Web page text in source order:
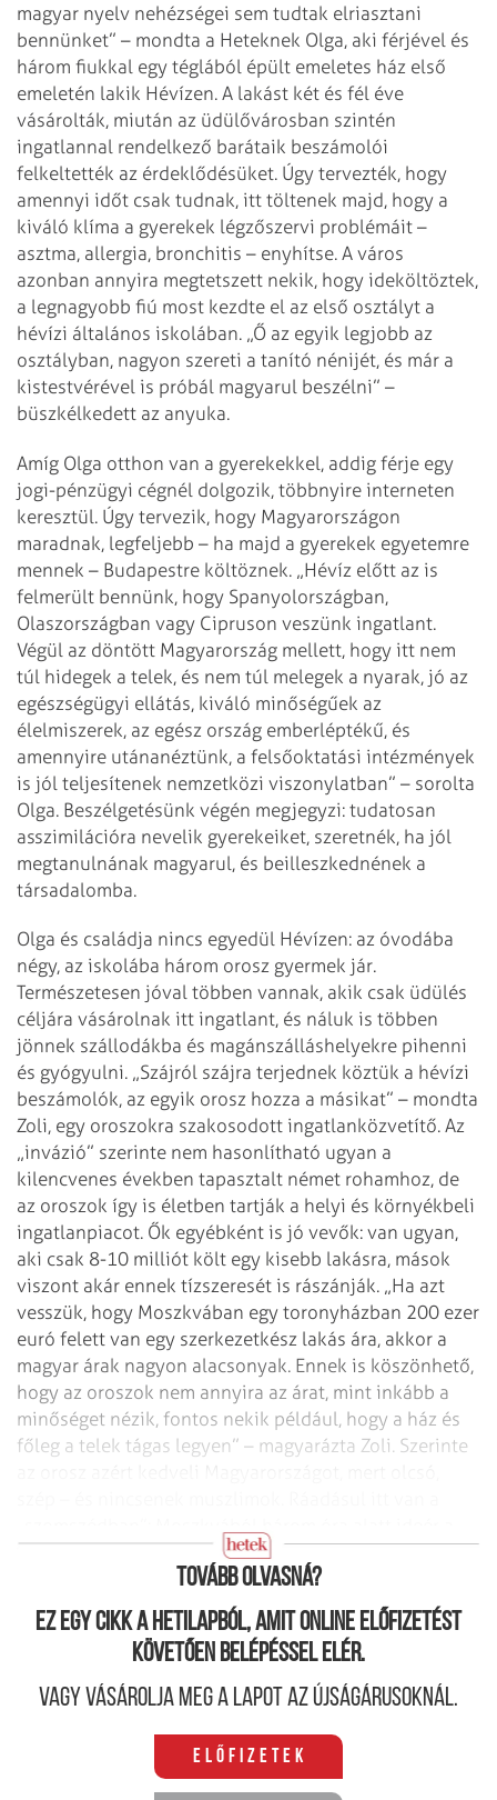
magyar nyelv nehézségei sem tudtak elriasztani
bennünket” – mondta a Heteknek Olga, aki férjével és
három fiukkal egy téglából épült emeletes ház első
emeletén lakik Hévízen. A lakást két és fél éve
vásárolták, miután az üdülővárosban szintén
ingatlannal rendelkező barátaik beszámolói
felkeltették az érdeklődésüket. Úgy tervezték, hogy
amennyi időt csak tudnak, itt töltenek majd, hogy a
kiváló klíma a gyerekek légzőszervi problémáit –
asztma, allergia, bronchitis – enyhítse. A város
azonban annyira megtetszett nekik, hogy ideköltöztek,
a legnagyobb fiú most kezdte el az első osztályt a
hévízi általános iskolában. „Ő az egyik legjobb az
osztályban, nagyon szereti a tanító nénijét, és már a
kistestvérével is próbál magyarul beszélni” –
büszkélkedett az anyuka.
Amíg Olga otthon van a gyerekekkel, addig férje egy
jogi-pénzügyi cégnél dolgozik, többnyire interneten
keresztül. Úgy tervezik, hogy Magyarországon
maradnak, legfeljebb – ha majd a gyerekek egyetemre
mennek – Budapestre költöznek. „Hévíz előtt az is
felmerült bennünk, hogy Spanyolországban,
Olaszországban vagy Cipruson veszünk ingatlant.
Végül az döntött Magyarország mellett, hogy itt nem
túl hidegek a telek, és nem túl melegek a nyarak, jó az
egészségügyi ellátás, kiváló minőségűek az
élelmiszerek, az egész ország emberléptékű, és
amennyire utánanéztünk, a felsőoktatási intézmények
is jól teljesítenek nemzetközi viszonylatban” – sorolta
Olga. Beszélgetésünk végén megjegyzi: tudatosan
asszimilációra nevelik gyerekeiket, szeretnék, ha jól
megtanulnának magyarul, és beilleszkednének a
társadalomba.
Olga és családja nincs egyedül Hévízen: az óvodába
négy, az iskolába három orosz gyermek jár.
Természetesen jóval többen vannak, akik csak üdülés
céljára vásárolnak itt ingatlant, és náluk is többen
jönnek szállodákba és magánszálláshelyekre pihenni
és gyógyulni. „Szájról szájra terjednek köztük a hévízi
beszámolók, az egyik orosz hozza a másikat” – mondta
Zoli, egy oroszokra szakosodott ingatlanközvetítő. Az
„invázió” szerinte nem hasonlítható ugyan a
kilencvenes években tapasztalt német rohamhoz, de
az oroszok így is életben tartják a helyi és környékbeli
ingatlanpiacot. Ők egyébként is jó vevők: van ugyan,
aki csak 8-10 milliót költ egy kisebb lakásra, mások
viszont akár ennek tízszeresét is rászánják. „Ha azt
vesszük, hogy Moszkvában egy toronyházban 200 ezer
euró felett van egy szerkezetkész lakás ára, akkor a
magyar árak nagyon alacsonyak. Ennek is köszönhető,
hogy az oroszok nem annyira az árat, mint inkább a
minőséget nézik, fontos nekik például, hogy a ház és
főleg a telek tágas legyen” – magyarázta Zoli. Szerinte
Tovább olvasná?
Ez egy cikk a hetilapból, amit online előfizetést
követően belépéssel elér.
Vagy vásárolja meg a lapot az újságárusoknál.
Előfizetek